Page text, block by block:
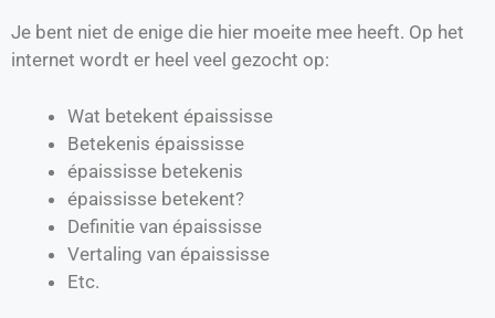
Je bent niet de enige die hier moeite mee heeft. Op het
internet wordt er heel veel gezocht op:
Wat betekent épaississe
Betekenis épaississe
épaississe betekenis
épaississe betekent?
Definitie van épaississe
Vertaling van épaississe
Etc.